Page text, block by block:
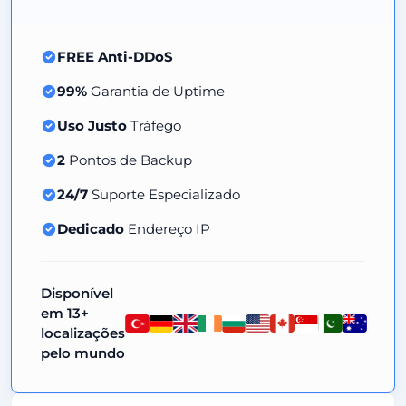
FREE Anti-DDoS
99% Garantia de Uptime
Uso Justo Tráfego
2 Pontos de Backup
24/7 Suporte Especializado
Dedicado Endereço IP
Disponível
em 13+
localizações
pelo mundo